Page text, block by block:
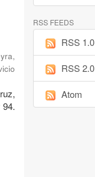
RSS FEEDS
RSS 1.0
RSS 2.0
Atom